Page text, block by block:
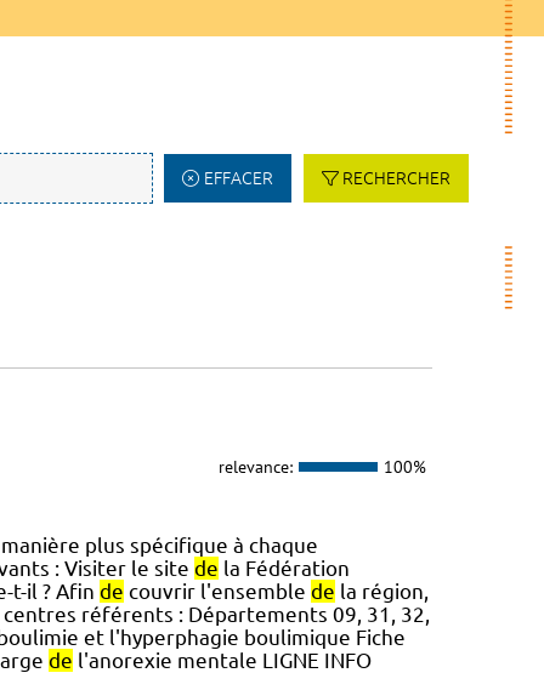
EFFACER RECHERCHER
relevance: 100%
manière plus spécifique à chaque
: Visiter le site de la Fédération
t-il ? Afin de couvrir l'ensemble de la région,
référents : Départements 09, 31, 32,
et l'hyperphagie boulimique Fiche
de l'anorexie mentale LIGNE INFO